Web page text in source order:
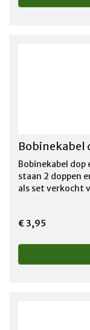
Bobinekabel
Bobinekabel
staan 2 doppen
als set verkocht
€ 3,95